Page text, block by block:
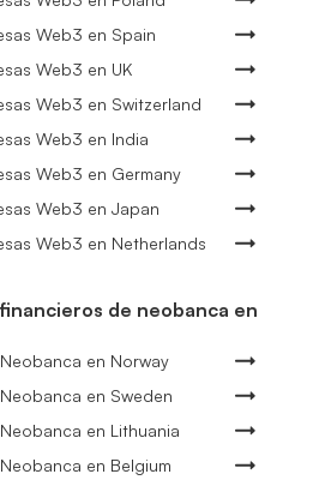
Web3 en Spain
Web3 en UK
Web3 en Switzerland
Web3 en India
Web3 en Germany
Web3 en Japan
Web3 en Netherlands
de neobanca en
en Norway
en Sweden
en Lithuania
en Belgium